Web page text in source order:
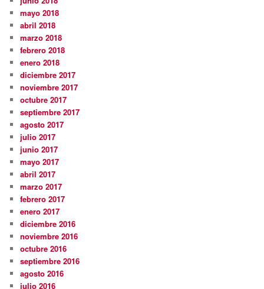
mayo 2018
abril 2018
marzo 2018
febrero 2018
enero 2018
diciembre 2017
noviembre 2017
octubre 2017
septiembre 2017
agosto 2017
julio 2017
junio 2017
mayo 2017
abril 2017
marzo 2017
febrero 2017
enero 2017
diciembre 2016
noviembre 2016
octubre 2016
septiembre 2016
agosto 2016
julio 2016